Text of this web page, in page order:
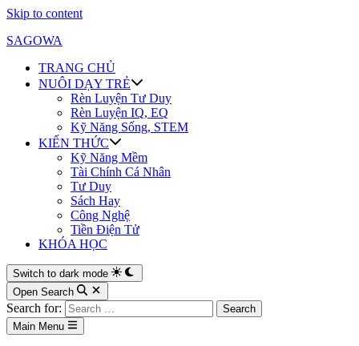
Skip to content
SAGOWA
TRANG CHỦ
NUÔI DẠY TRẺ
Rèn Luyện Tư Duy
Rèn Luyện IQ, EQ
Kỹ Năng Sống, STEM
KIẾN THỨC
Kỹ Năng Mềm
Tài Chính Cá Nhân
Tư Duy
Sách Hay
Công Nghệ
Tiền Điện Tử
KHÓA HỌC
Switch to dark mode
Open Search
Search for:
Main Menu